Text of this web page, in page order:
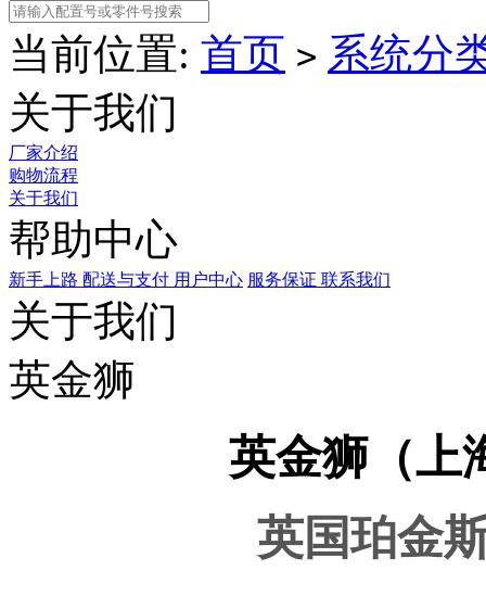
当前位置: 首页 > 系统分
关于我们
厂家介绍
购物流程
关于我们
帮助中心
新手上路 配送与支付 用户中心 服务保证 联系我们
关于我们
英金狮
英金狮（上
英国珀金